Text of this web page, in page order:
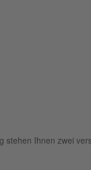
stehen Ihnen zwei